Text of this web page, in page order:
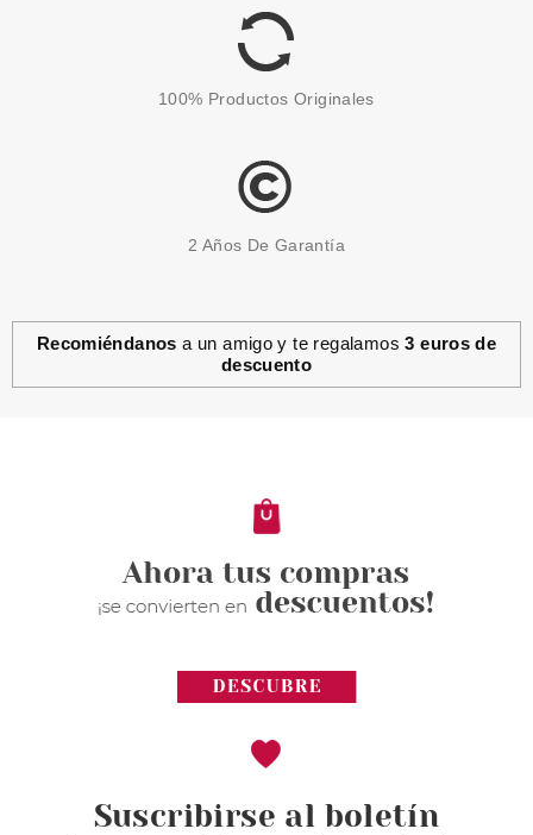
100% Productos Originales
2 Años De Garantía
Recomiéndanos a un amigo y te regalamos3 euros de
descuento
Suscribirse al boletín